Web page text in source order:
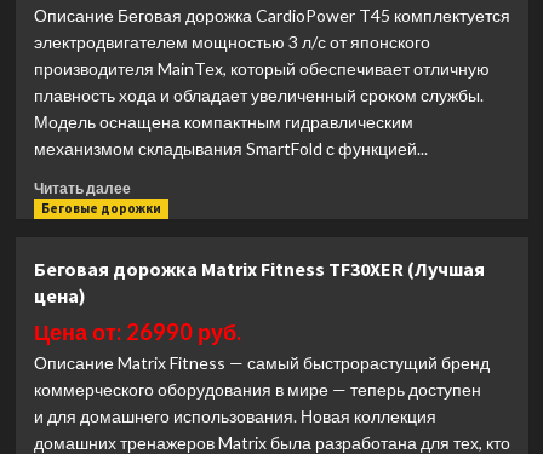
R30XR
(Лучшая
цена)
Описание Беговая дорожка CardioPower T45 комплектуется
электродвигателем мощностью 3 л/с от японского
производителя MainTex, который обеспечивает отличную
плавность хода и обладает увеличенный сроком службы.
Модель оснащена компактным гидравлическим
механизмом складывания SmartFold с функцией...
Читать далееПрочитать
больше
дорожка
T45
(Лучшая
цена)
Беговые дорожки
Беговая дорожка Matrix Fitness TF30XER (Лучшая
цена)
Цена от: 26990 руб.
Описание Matrix Fitness — самый быстрорастущий бренд
коммерческого оборудования в мире — теперь доступен
и для домашнего использования. Новая коллекция
домашних тренажеров Matrix была разработана для тех, кто